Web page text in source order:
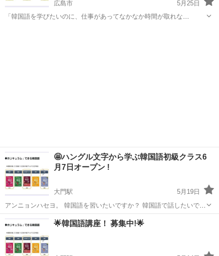
広島市
5月25日
「韓国語を学びたいのに、仕事があってなかなか時間が取れな
🤩ハングル文字から学ぶ韓国語初級クラス6
月7日オープン !
大門駅
5月19日
アンニョンハセヨ。 韓国語を習いたいですか？ 韓国語で話したいです
か？ 一緒にすると楽しく出来ます。 韓国語を学ぶだけではなく、韓国
語を練習することができる場所（BAND）を通じて、より簡単にかつ
迅速に目標を...
広島市 大門駅 韓国語 ハングル
🌟韓国語講座！ 募集中!🌟